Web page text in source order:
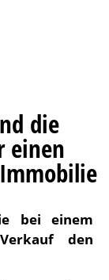
die
einen
bei einem
den